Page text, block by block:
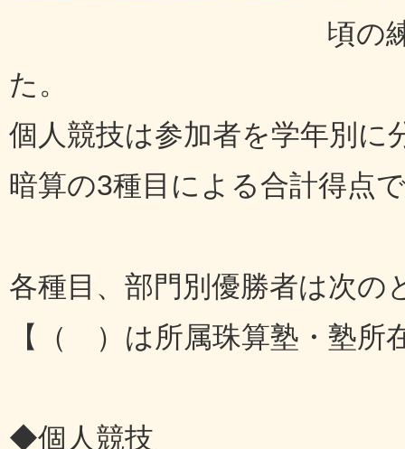
頃の
た。
個人競技は参加者を学年別に
暗算の3種目による合計得点
各種目、部門別優勝者は次の
【（ ）は所属珠算塾・塾所
◆個人競技